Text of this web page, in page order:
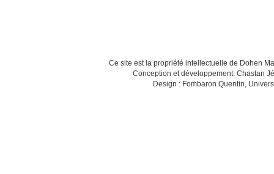
Ce site est la propriété intellectuelle de Dohen
Conception et développement: Chastan
Design : Fombaron Quentin,